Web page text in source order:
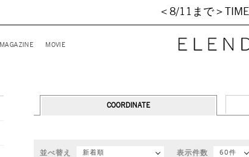
＜8/11まで＞TIME
MAGAZINE MOVIE
COORDINATE
並べ替え 新着順 表示件数 60件